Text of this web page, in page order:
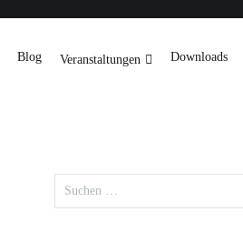
Blog Veranstaltungen Downloads
nach: